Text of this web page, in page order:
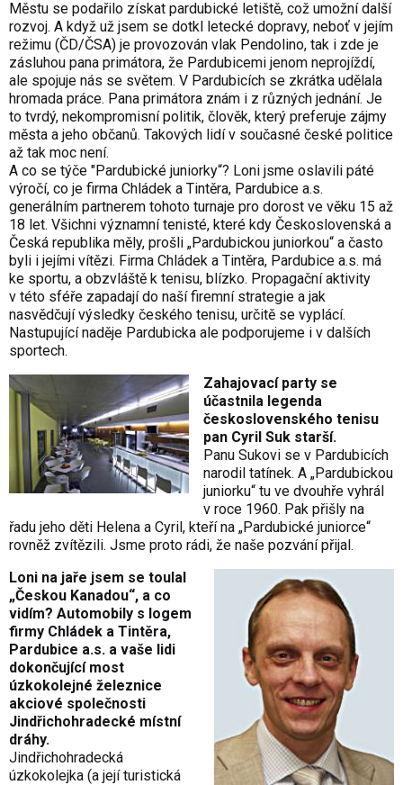
Městu se podařilo získat pardubické letiště, což umožní další
rozvoj. A když už jsem se dotkl letecké dopravy, neboť v jejím
režimu (ČD/ČSA) je provozován vlak Pendolino, tak i zde je
zásluhou pana primátora, že Pardubicemi jenom neprojíždí,
ale spojuje nás se světem. V Pardubicích se zkrátka udělala
hromada práce. Pana primátora znám i z různých jednání. Je
to tvrdý, nekompromisní politik, člověk, který preferuje zájmy
města a jeho občanů. Takových lidí v současné české politice
až tak moc není.
A co se týče "Pardubické juniorky“? Loni jsme oslavili páté
výročí, co je firma Chládek a Tintěra, Pardubice a.s.
generálním partnerem tohoto turnaje pro dorost ve věku 15 až
18 let. Všichni významní tenisté, které kdy Československá a
Česká republika měly, prošli „Pardubickou juniorkou“ a často
byli i jejími vítězi. Firma Chládek a Tintěra, Pardubice a.s. má
ke sportu, a obzvláště k tenisu, blízko. Propagační aktivity
v této sféře zapadají do naší firemní strategie a jak
nasvědčují výsledky českého tenisu, určitě se vyplácí.
Nastupující naděje Pardubicka ale podporujeme i v dalších
sportech.
Zahajovací party se
účastnila legenda
československého tenisu
pan Cyril Suk starší.
Panu Sukovi se v Pardubicích
narodil tatínek. A „Pardubickou
juniorku“ tu ve dvouhře vyhrál
v roce 1960. Pak přišly na
řadu jeho děti Helena a Cyril, kteří na „Pardubické juniorce“
rovněž zvítězili. Jsme proto rádi, že naše pozvání přijal.
Loni na jaře jsem se toulal
„Českou Kanadou“, a co
vidím? Automobily s logem
firmy Chládek a Tintěra,
Pardubice a.s. a vaše lidi
dokončující most
úzkokolejné železnice
akciové společnosti
Jindřichohradecké místní
dráhy.
Jindřichohradecká
úzkokolejka (a její turistická